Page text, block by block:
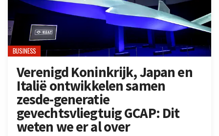
BUSINESS
Verenigd Koninkrijk, Japan en
Italië ontwikkelen samen
zesde-generatie
gevechtsvliegtuig GCAP: Dit
weten we er al over